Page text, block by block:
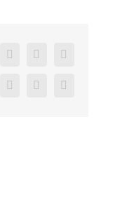
Facebook
X Reddit
LinkedInPinterest
Vk